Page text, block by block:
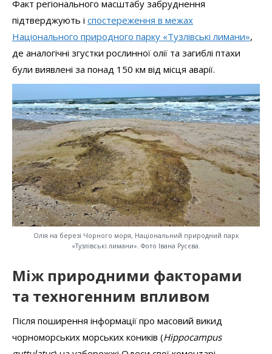
Факт регіонального масштабу забруднення
підтверджують і спостереження в межах
Національного природного парку «Тузлівські лимани»,
де аналогічні згустки рослинної олії та загиблі птахи
були виявлені за понад 150 км від місця аварії.
Олія на березі Чорного моря, Національний природний парк
«Тузлівські лимани». Фото Івана Русєва.
Між природними факторами
та техногенним впливом
Після поширення інформації про масовий викид
чорноморських морських коників (Hippocampus